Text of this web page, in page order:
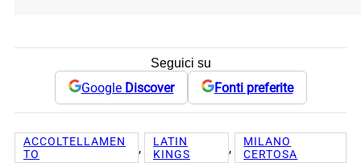
Seguici su
Google Discover Fonti preferite
ACCOLTELLAMEN
TO
,
LATIN
KINGS
,
MILANO
CERTOSA